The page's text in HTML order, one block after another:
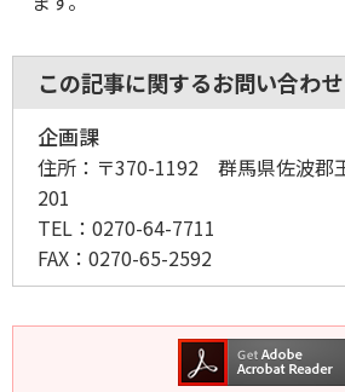
この記事に関するお問い合わせ
企画課
住所： 〒370-1192 群馬県佐波郡
201
TEL： 0270-64-7711
FAX： 0270-65-2592